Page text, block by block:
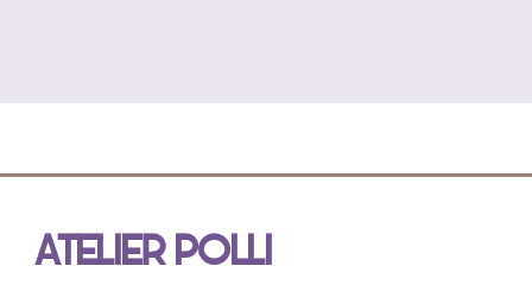
ATELIER POLLI